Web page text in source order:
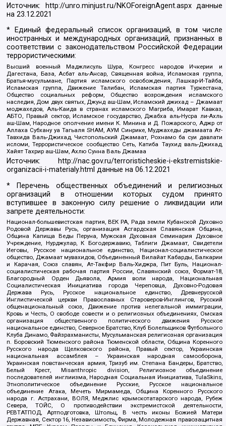
Источник: http://unro.minjust.ru/NKOForeignAgent.aspxданные
на23.12.2021
* Единый федеральный список организаций, в том числе
иностранных и международных организаций, признанных в
соответствии с законодательством Российской Федерации
террористическими:
Высший военный Маджлисуль Шура, Конгресс народов Ичкерии и
Дагестана, База, Асбат аль-Ансар, Священная война, Исламская группа,
Братья-мусульмане, Партия исламского освобождения, Лашкар-И-Тайба,
Исламская группа, Движение Талибан, Исламская партия Туркестана,
Общество социальных реформ, Общество возрождения исламского
наследия, Дом двух святых, Джунд аш-Шам, Исламский джихад – Джамаат
моджахедов, Аль-Каида в странах исламского Магриба, Имарат Кавказ,
АБТО, Правый сектор, Исламское государство, Джабха аль-Нусра ли-Ахль
аш-Шам, Народное ополчение имени К. Минина и Д. Пожарского, Аджр от
Аллаха Субхану уа Тагьаля SHAM, АУМ Синрике, Муджахеды джамаата Ат-
Тавхида Валь-Джихад, Чистопольский Джамаат, Рохнамо ба суи давлати
исломи, Террористическое сообщество Сеть, Катиба Таухид валь-Джихад,
Хайят Тахрир аш-Шам, Ахлю Сунна Валь Джамаа
Источник:
http://nac.gov.ru/terroristicheskie-i-ekstremistskie-
organizacii-i-materialy.html данные на06.12.2021
* Перечень общественных объединений и религиозных
организаций в отношении которых судом принято
вступившее в законную силу решение о ликвидации или
запрете деятельности:
Национал-большевистская партия, ВЕК РА, Рада земли Кубанской Духовно
Родовой Державы Русь, организация Асгардская Славянская Община,
Община Капища Веды Перуна, Мужская Духовная Семинария Духовное
Учреждение, Нурджулар, К Богодержавию, Таблиги Джамаат, Свидетели
Иеговы, Русское национальное единство, Национал-социалистическое
общество, Джамаат мувахидов, Объединенный Вилайат Кабарды, Балкарии
и Карачая, Союз славян, Ат-Такфир Валь-Хиджра, Пит Буль, Национал-
социалистическая рабочая партия России, Славянский союз, Формат-18,
Благородный Орден Дьявола, Армия воли народа, Национальная
Социалистическая Инициатива города Череповца, Духовно-Родовая
Держава Русь, Русское национальное единство, Древнерусской
Инглистической церкви Православных Староверов-Инглингов, Русский
общенациональный союз, Движение против нелегальной иммиграции,
Кровь и Честь, О свободе совести и о религиозных объединениях, Омская
организация общественного политического движения Русское
национальное единство, Северное Братство, Клуб Болельщиков Футбольного
Клуба Динамо, Файзрахманисты, Мусульманская религиозная организация
п. Боровский Тюменского района Тюменской области, Община Коренного
Русского народа Щелковского района, Правый сектор, Украинская
национальная ассамблея – Украинская народная самооборона,
Украинская повстанческая армия, Тризуб им. Степана Бандеры, Братство,
Белый Крест, Misanthropic division, Религиозное объединение
последователей инглиизма, Народная Социальная Инициатива, TulaSkins,
Этнополитическое объединение Русские, Русское национальное
объединение Атака, Мечеть Мирмамеда, Община Коренного Русского
народа г. Астрахани, ВОЛЯ, Меджлис крымскотатарского народа, Рубеж
Севера, ТОЙС, О противодействии экстремистской деятельности,
РЕВТАТПОД, Артподготовка, Штольц, В честь иконы Божией Матери
Державная, Сектор 16, Независимость, Фирма, Молодежная правозащитная